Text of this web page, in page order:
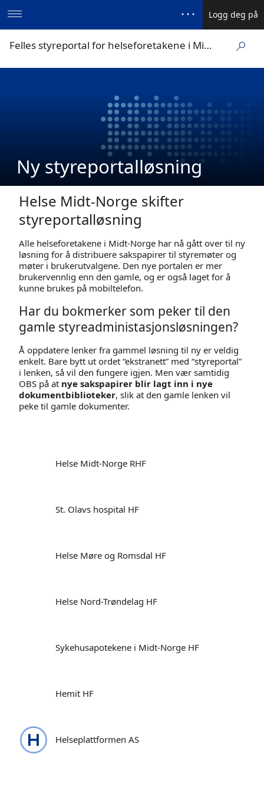
Logg deg på
Felles styreportal for helseforetakene i Midt-Norge
Ny styreportalløsning
Helse Midt-Norge skifter
styreportalløsning
Alle helseforetakene i Midt-Norge har nå gått over til ny
løsning for å distribuere sakspapirer til styremøter og
møter i brukerutvalgene. Den nye portalen er mer
brukervennlig enn den gamle, og er også laget for å
kunne brukes på mobiltelefon.
Har du bokmerker som peker til den
gamle styreadministasjonsløsningen?
Å oppdatere lenker fra gammel løsning til ny er veldig
enkelt. Bare bytt ut ordet “ekstranett” med “styreportal”
i lenken, så vil den fungere igjen. Men vær samtidig
OBS på at nye sakspapirer blir lagt inn i nye
dokumentbiblioteker, slik at den gamle lenken vil
peke til gamle dokumenter.
Helse Midt-Norge RHF
St. Olavs hospital HF
Helse Møre og Romsdal HF
Helse Nord-Trøndelag HF
Sykehusapotekene i Midt-Norge HF
Hemit HF
Helseplattformen AS